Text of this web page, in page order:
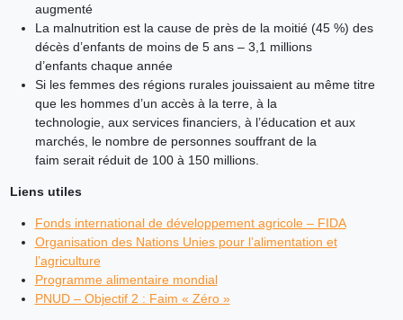
augmenté
La malnutrition est la cause de près de la moitié (45 %) des
décès d’enfants de moins de 5 ans – 3,1 millions
d’enfants chaque année
Si les femmes des régions rurales jouissaient au même titre
que les hommes d’un accès à la terre, à la
technologie, aux services financiers, à l’éducation et aux
marchés, le nombre de personnes souffrant de la
faim serait réduit de 100 à 150 millions.
Liens utiles
Fonds international de développement agricole – FIDA
Organisation des Nations Unies pour l’alimentation et
l’agriculture
Programme alimentaire mondial
PNUD – Objectif 2 : Faim « Zéro »